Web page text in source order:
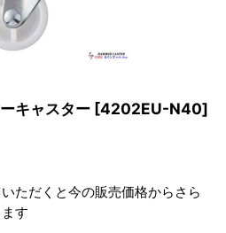
キャスター [4202EU-N40]
ただくと今の販売価格からさら
す